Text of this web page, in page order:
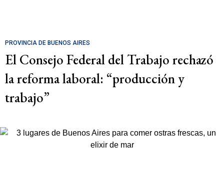
PROVINCIA DE BUENOS AIRES
El Consejo Federal del Trabajo rechazó
la reforma laboral: “producción y
trabajo”